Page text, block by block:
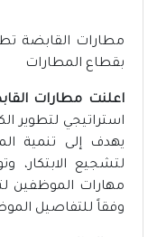
مطارات القابضة
بقطاع المطارات
اعلنت مطارات
استراتيجي لتطوير
يهدف إلى تنمية
لتشجيع الابتكار،
مهارات الموظفين
وفقاً للتفاصيل